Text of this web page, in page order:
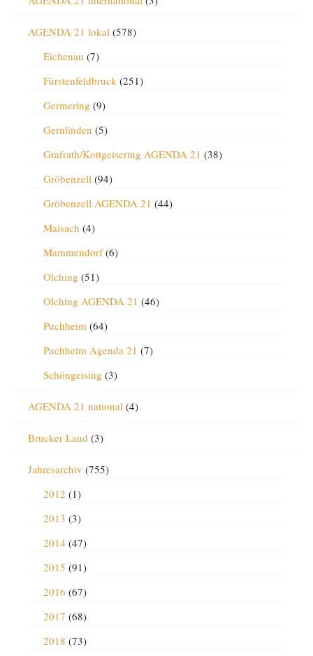
AGENDA 21 lokal (578)
Eichenau (7)
Fürstenfeldbruck (251)
Germering (9)
Gernlinden (5)
Grafrath/Kottgeisering AGENDA 21 (38)
Gröbenzell (94)
Gröbenzell AGENDA 21 (44)
Maisach (4)
Mammendorf(6)
Olching (51)
Olching AGENDA 21 (46)
Puchheim (64)
Puchheim Agenda 21 (7)
Schöngeising (3)
AGENDA 21 national (4)
Brucker Land (3)
Jahresarchiv (755)
2012 (1)
2013 (3)
2014 (47)
2015 (91)
2016 (67)
2017 (68)
2018 (73)